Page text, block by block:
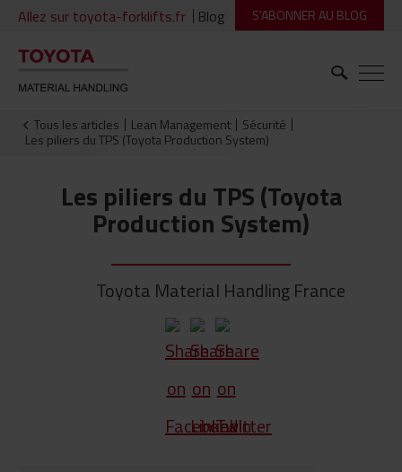
Allez sur toyota-forklifts.fr Blog S'ABONNER AU BLOG
Tous les articles Lean Management
Sécurité
Les piliers du TPS (Toyota Production System)
Les piliers du TPS (Toyota
Production System)
Toyota Material Handling France